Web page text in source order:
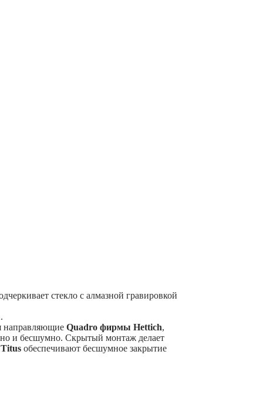
стекло с алмазной гравировкой
.
направляющие Quadro фирмы Hettich,
и бесшумно. Скрытый монтаж делает
Titus обеспечивают бесшумное закрытие